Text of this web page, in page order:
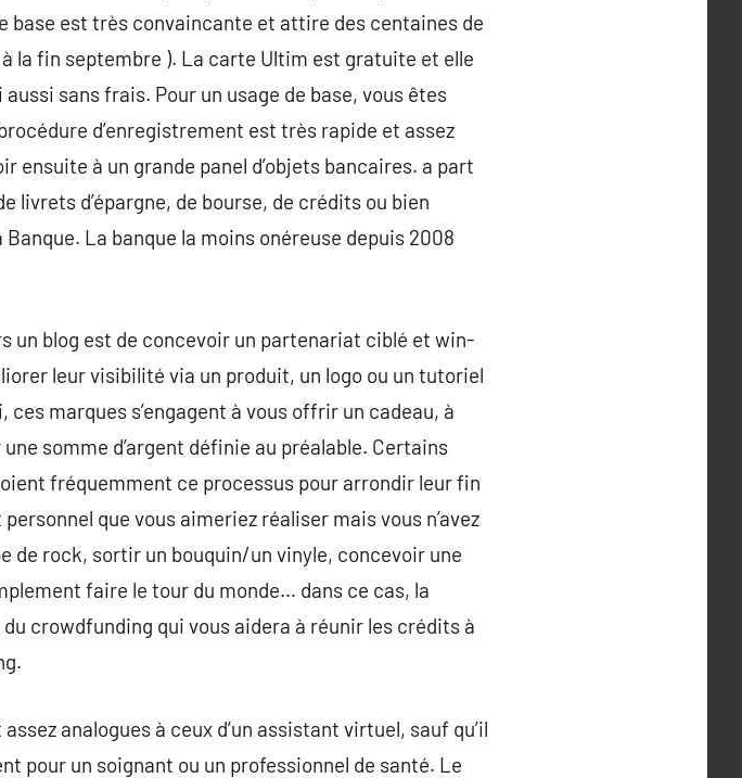
base est très convaincante et attire des centaines de
la fin septembre ). La carte Ultim est gratuite et elle
sans frais. Pour un usage de base, vous êtes
d’enregistrement est très rapide et assez
ensuite à un grande panel d’objets bancaires. a part
d’épargne, de bourse, de crédits ou bien
La banque la moins onéreuse depuis 2008
un blog est de concevoir un partenariat ciblé et win-
leur visibilité via un produit, un logo ou un tutoriel
marques s’engagent à vous offrir un cadeau, à
somme d’argent définie au préalable. Certains
fréquemment ce processus pour arrondir leur fin
que vous aimeriez réaliser mais vous n’avez
de rock, sortir un bouquin/un vinyle, concevoir une
faire le tour du monde… dans ce cas, la
crowdfunding qui vous aidera à réunir les crédits à
analogues à ceux d’un assistant virtuel, sauf qu’il
pour un soignant ou un professionnel de santé. Le